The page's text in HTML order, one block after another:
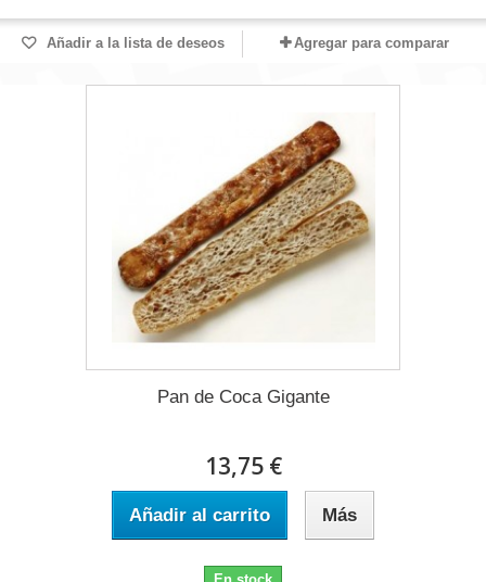
Añadir a la lista de deseos Agregar para comparar
Pan de Coca Gigante
13,75 €
Añadir al carrito Más